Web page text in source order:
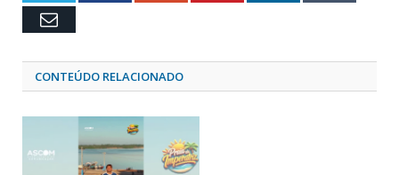
Email
CONTEÚDO RELACIONADO